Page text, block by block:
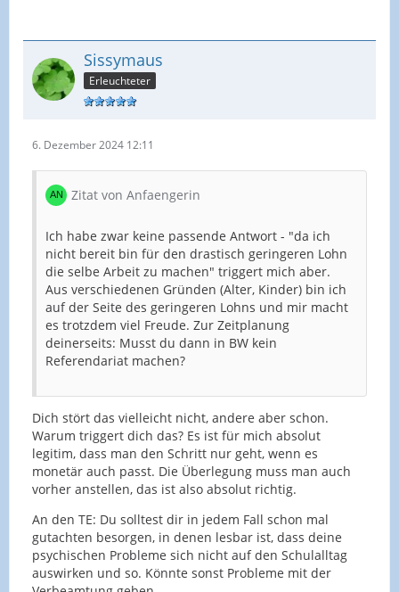
Sissymaus
Erleuchteter
6. Dezember 2024 12:11
Zitat von Anfaengerin
Ich habe zwar keine passende Antwort - "da ich
nicht bereit bin für den drastisch geringeren Lohn
die selbe Arbeit zu machen" triggert mich aber.
Aus verschiedenen Gründen (Alter, Kinder) bin ich
auf der Seite des geringeren Lohns und mir macht
es trotzdem viel Freude. Zur Zeitplanung
deinerseits: Musst du dann in BW kein
Referendariat machen?
Dich stört das vielleicht nicht, andere aber schon.
Warum triggert dich das? Es ist für mich absolut
legitim, dass man den Schritt nur geht, wenn es
monetär auch passt. Die Überlegung muss man auch
vorher anstellen, das ist also absolut richtig.
An den TE: Du solltest dir in jedem Fall schon mal
gutachten besorgen, in denen lesbar ist, dass deine
psychischen Probleme sich nicht auf den Schulalltag
auswirken und so. Könnte sonst Probleme mit der